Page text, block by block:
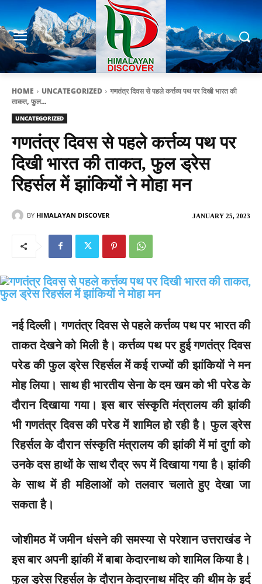
HOME UNCATEGORIZED
गणतंत्र दिवस से पहले कर्त्तव्य पथ पर दिखी भारत की
ताकत, फुल...
UNCATEGORIZED
गणतंत्र दिवस से पहले कर्त्तव्य पथ पर
दिखी भारत की ताकत, फुल ड्रेस
रिहर्सल में झांकियों ने मोहा मन
JANUARY 25, 2023
BY HIMALAYAN DISCOVER
नई दिल्ली। गणतंत्र दिवस से पहले कर्त्तव्य पथ पर भारत की
ताकत देखने को मिली है। कर्त्तव्य पथ पर हुई गणतंत्र दिवस
परेड की फुल ड्रेस रिहर्सल में कई राज्यों की झांकियों ने मन
मोह लिया। साथ ही भारतीय सेना के दम खम को भी परेड के
दौरान दिखाया गया। इस बार संस्कृति मंत्रालय की झांकी
भी गणतंत्र दिवस की परेड में शामिल हो रही है। फुल ड्रेस
रिहर्सल के दौरान संस्कृति मंत्रालय की झांकी में मां दुर्गा को
उनके दस हाथों के साथ रौद्र रूप में दिखाया गया है। झांकी
के साथ में ही महिलाओं को तलवार चलाते हुए देखा जा
सकता है।
जोशीमठ में जमीन धंसने की समस्या से परेशान उत्तराखंड ने
इस बार अपनी झांकी में बाबा केदारनाथ को शामिल किया है।
फुल ड्रेस रिहर्सल के दौरान केदारनाथ मंदिर की थीम के इर्द